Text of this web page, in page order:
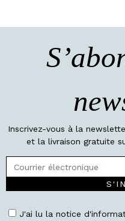
Inscrivez-vous à la
et la livraison gratuite
J'ai lu la notice